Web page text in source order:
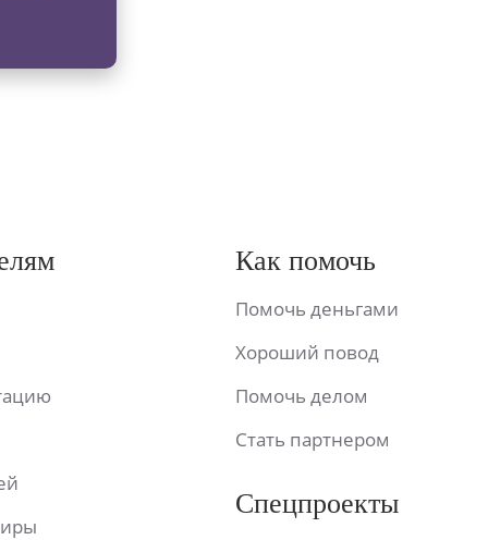
Как помочь
Помочь деньгами
Хороший повод
Помочь делом
Стать партнером
Спецпроекты